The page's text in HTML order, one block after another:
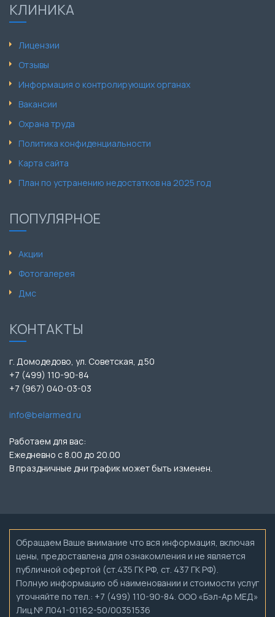
КЛИНИКА
Лицензии
Отзывы
Информация о контролирующих органах
Вакансии
Охрана труда
Политика конфиденциальности
Карта сайта
План по устранению недостатков на 2025 год
ПОПУЛЯРНОЕ
Акции
Фотогалерея
Дмс
КОНТАКТЫ
г. Домодедово, ул. Советская, д.50
+7 (499) 110-90-84
+7 (967) 040-03-03
info@belarmed.ru
Работаем для вас:
Ежедневно с 8.00 до 20.00
В праздничные дни график может быть изменен.
Обращаем Ваше внимание что вся информация, включая
цены, предоставлена для ознакомления и не является
публичной офертой (ст.435 ГК РФ, ст. 437 ГК РФ).
Полную информацию об наименовании и стоимости услуг
уточняйте по тел.: +7 (499) 110-90-84. ООО «Бэл-Ар МЕД»
Лиц.№ Л041-01162-50/00351536